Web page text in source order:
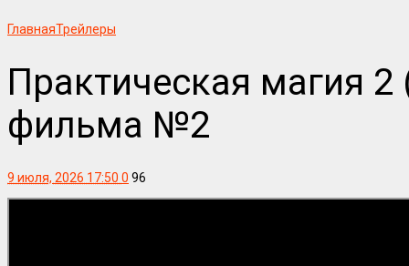
ГлавнаяТрейлеры
Практическая магия
фильма №2
9 июля, 2026 17:50 0 96